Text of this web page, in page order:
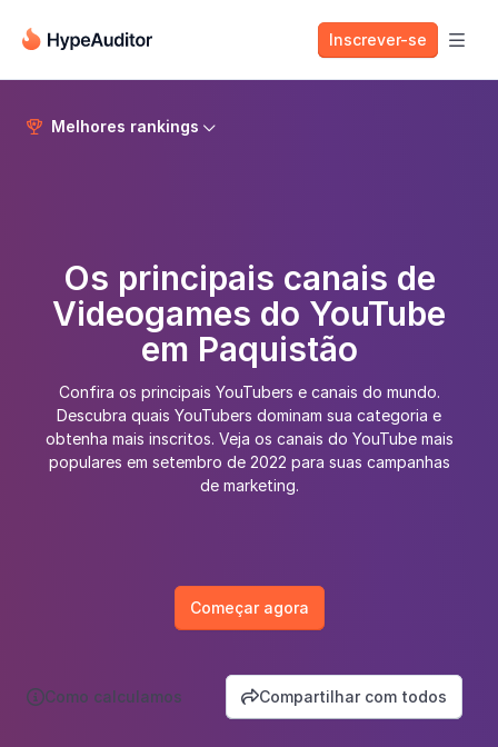
Inscrever-se 
 Melhores rankings 
Os principais canais de
Videogames do YouTube
em Paquistão
Confira os principais YouTubers e canais do mundo.
Descubra quais YouTubers dominam sua categoria e
obtenha mais inscritos. Veja os canais do YouTube mais
populares em setembro de 2022 para suas campanhas
de marketing.
Começar agora
Como calculamos Compartilhar com todos